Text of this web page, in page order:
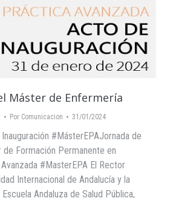
Máster de Enfermería
Por Comunicacion 31/01/2024
Inauguración #MásterEPAJornada de
de Formación Permanente en
#MasterEPA El Rector
Internacional de Andalucía y la
Andaluza de Salud Pública,